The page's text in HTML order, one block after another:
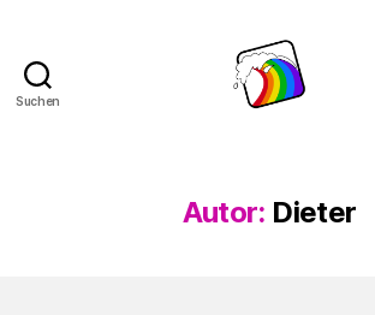
Suchen
Autor: Dieter